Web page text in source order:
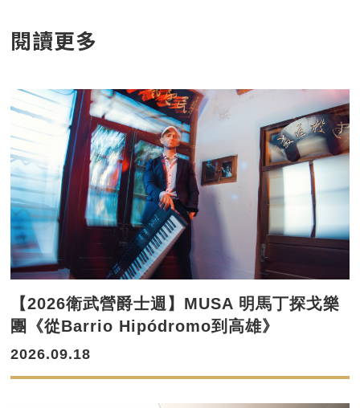
閱讀更多
【2026衛武營爵士週】MUSA 明馬丁探戈樂
團《從Barrio Hipódromo到高雄》
2026.09.18